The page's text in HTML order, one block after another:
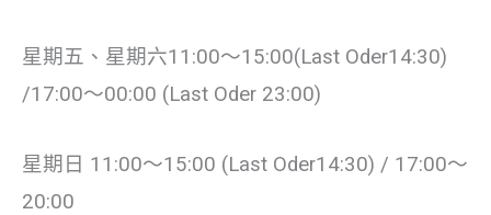
星期五、星期六11:00～15:00(Last Oder14:30)
/17:00～00:00 (Last Oder 23:00)
星期日 11:00〜15:00 (Last Oder14:30) / 17:00〜
20:00